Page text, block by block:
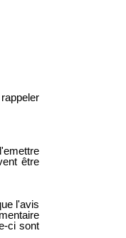
être
l'avis
ci sont